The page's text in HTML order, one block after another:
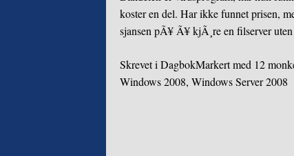
koster en del. Har ikke funnet prisen,
sjansen pÃ¥ Ã¥ kjÃ¸re en filserver
Skrevet iDagbokMarkert med 12
Windows 2008,Windows Server 2008